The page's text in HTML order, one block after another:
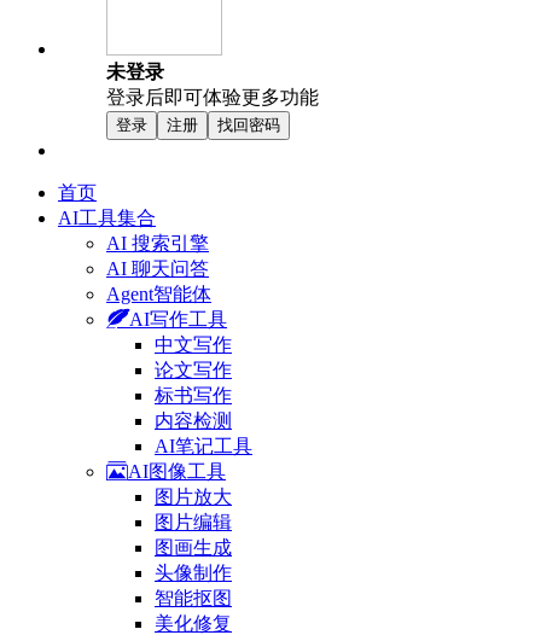
未登录
登录后即可体验更多功能
登录 注册 找回密码
首页
AI工具集合
AI 搜索引擎
AI 聊天问答
Agent智能体
AI写作工具
中文写作
论文写作
标书写作
内容检测
AI笔记工具
AI图像工具
图片放大
图片编辑
图画生成
头像制作
智能抠图
美化修复